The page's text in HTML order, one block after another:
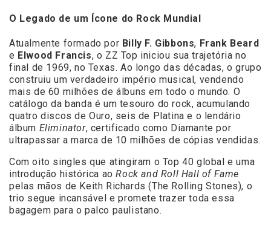
O Legado de um Ícone do Rock Mundial
Atualmente formado por Billy F. Gibbons, Frank Beard
e Elwood Francis, o ZZ Top iniciou sua trajetória no
final de 1969, no Texas. Ao longo das décadas, o grupo
construiu um verdadeiro império musical, vendendo
mais de 60 milhões de álbuns em todo o mundo. O
catálogo da banda é um tesouro do rock, acumulando
quatro discos de Ouro, seis de Platina e o lendário
álbum Eliminator, certificado como Diamante por
ultrapassar a marca de 10 milhões de cópias vendidas.
Com oito singles que atingiram o Top 40 global e uma
introdução histórica aoRock and Roll Hall of Fame
pelas mãos de Keith Richards (The Rolling Stones), o
trio segue incansável e promete trazer toda essa
bagagem para o palco paulistano.